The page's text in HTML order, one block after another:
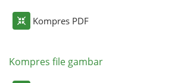
Kompres PDF
Kompres file gambar